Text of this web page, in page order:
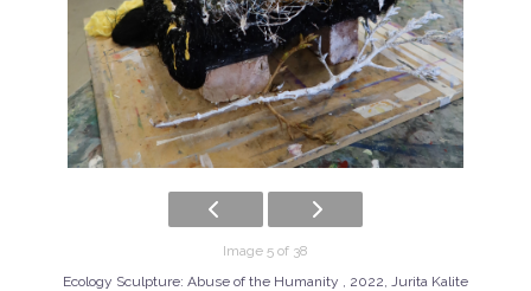
Image 5 of 38
Ecology Sculpture: Abuse of the Humanity , 2022, Jurita Kalite